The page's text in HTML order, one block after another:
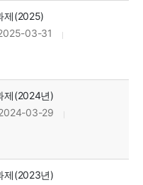
제(2025)
03-31
제(2024년)
03-29
제(2023년)